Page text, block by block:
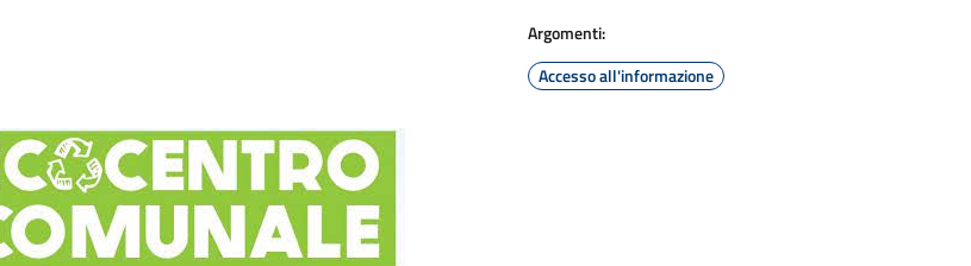
Argomenti:
Accesso all'informazione